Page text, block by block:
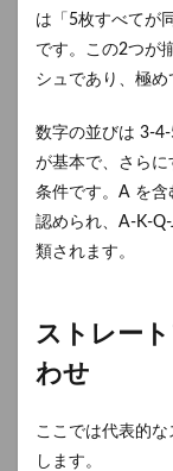
は「5枚すべてが
です。この2つが
シュであり、極め
数字の並びは 3-
が基本で、さら
条件です。A を
認められ、A-K-
類されます。
ストレー
わせ
ここでは代表的
します。